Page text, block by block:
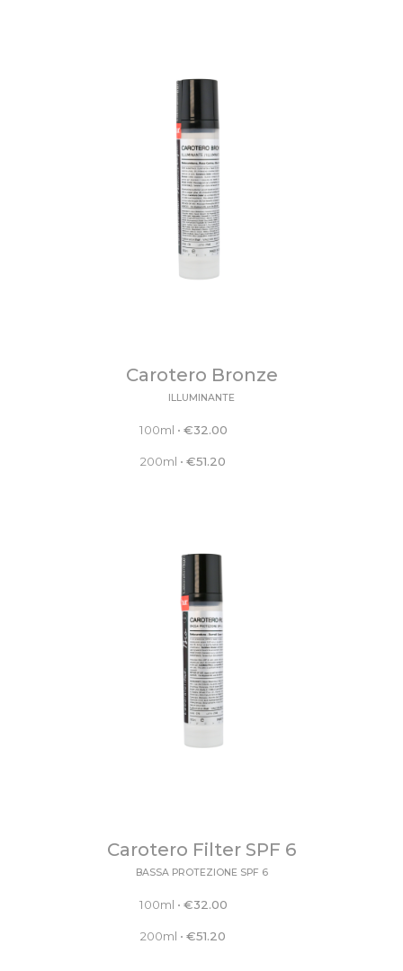
Carotero Bronze
ILLUMINANTE
100ml • €32.00
200ml •€51.20
Carotero Filter SPF 6
BASSA PROTEZIONE SPF 6
100ml • €32.00
200ml •€51.20